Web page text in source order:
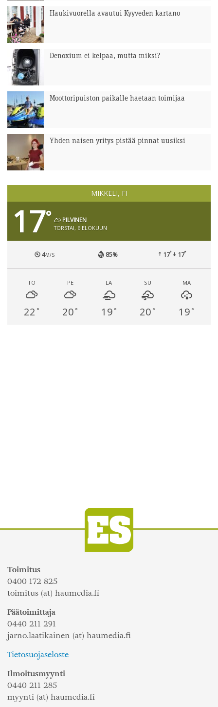
Haukivuorella avautui Kyyveden kartano
Denoxium ei kelpaa, mutta miksi?
Moottoripuiston paikalle haetaan toimijaa
Yhden naisen yritys pistää pinnat uusiksi
MIKKELI, FI
17° PILVINEN
TORSTAI, 6 ELOKUUN
4M/S 85% 17° 17°
TO
22 °
PE
20 °
LA
19 °
SU
20 °
MA
19 °
Toimitus
0400 172 825
toimitus (at) haumedia.fi
Päätoimittaja
0440 211 291
jarno.laatikainen (at) haumedia.fi
Tietosuojaseloste
Ilmoitusmyynti
0440 211 285
myynti (at) haumedia.fi